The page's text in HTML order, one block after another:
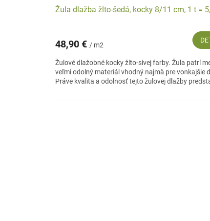
Žula dlažba žlto-šedá, kocky 8/11 cm, 1 t =
48,90 € / m2
Žulové dlažobné kocky žlto-sivej farby. Žula patrí
veľmi odolný materiál vhodný najmä pre vonkajšie
Práve kvalita a odolnosť tejto žulovej dlažby